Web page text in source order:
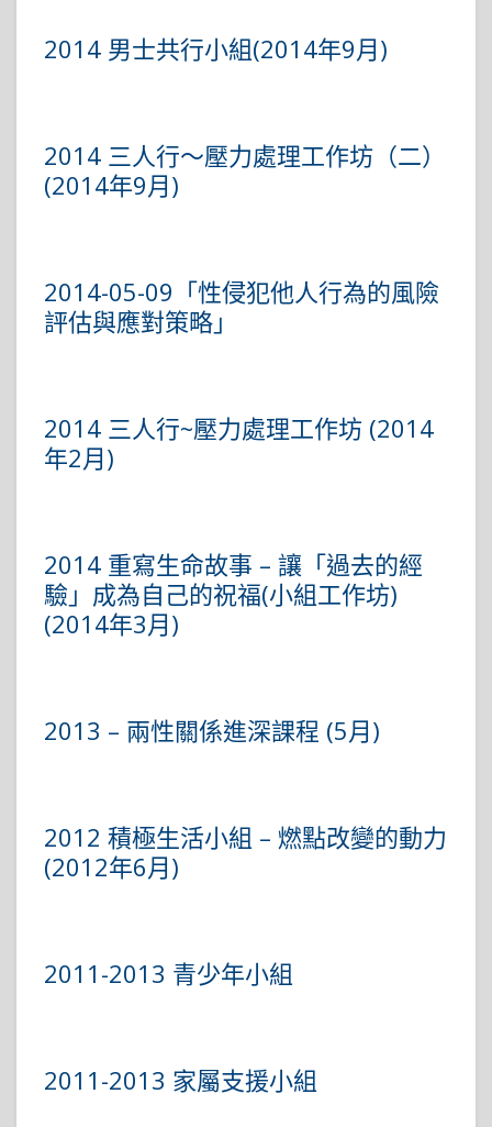
2014 男士共行小組(2014年9月)
2014 三人行～壓力處理工作坊（二）
(2014年9月)
2014-05-09「性侵犯他人行為的風險
評估與應對策略」
2014 三人行~壓力處理工作坊 (2014
年2月)
2014 重寫生命故事 – 讓「過去的經
驗」成為自己的祝福(小組工作坊)
(2014年3月)
2013 – 兩性關係進深課程 (5月)
2012 積極生活小組 – 燃點改變的動力
(2012年6月)
2011-2013 青少年小組
2011-2013 家屬支援小組